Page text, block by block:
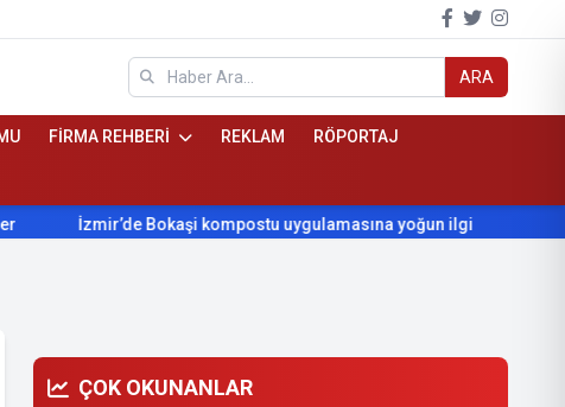
ARA
FİRMA REHBERİ REKLAM RÖPORTAJ
İzmir’de Bokaşi kompostu uygulamasına yoğun ilgi Beydağ’ın
ÇOK OKUNANLAR